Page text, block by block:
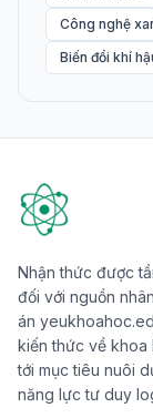
Công nghệ
Biến đổi khí
Nhận thức được
đối với nguồn
án
kiến thức về khoa
tới mục tiêu nuôi
năng lực tư duy